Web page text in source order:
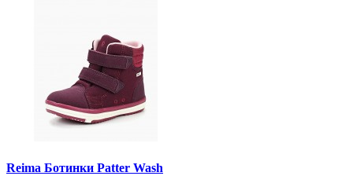
Reima Ботинки Patter Wash